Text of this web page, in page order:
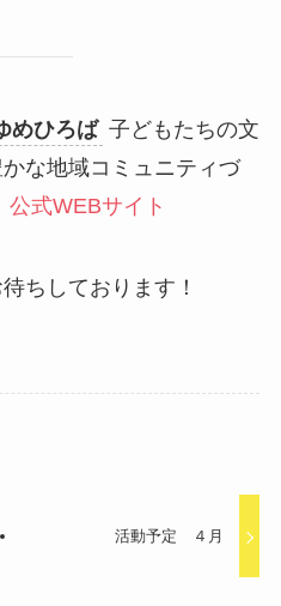
めひろば 子どもたちの文
な地域コミュニティづ
公式WEBサイト
ちしております！
活動予定 ４月